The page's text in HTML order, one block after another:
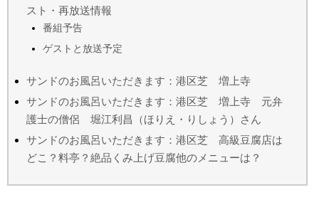
スト・再放送情報
番組予告
ゲストと放送予定
サンドのお風呂いただきます：港区芝 増上寺
サンドのお風呂いただきます：港区芝 増上寺 元弁
護士の僧侶 堀江利昌（ほりえ・りしょう）さん
サンドのお風呂いただきます：港区芝 高級豆腐店は
どこ？料亭？絶品くみ上げ豆腐他のメニューは？